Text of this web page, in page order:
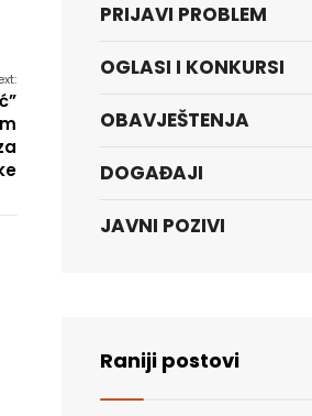
PRIJAVI PROBLEM
OGLASI I KONKURSI
OBAVJEŠTENJA
DOGAĐAJI
JAVNI POZIVI
Raniji postovi